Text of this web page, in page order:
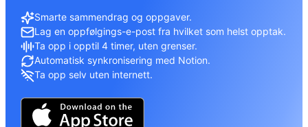
Smarte sammendrag og oppgaver.
Lag en oppfølgings-e-post fra hvilket som helst opptak.
Ta opp i opptil 4 timer, uten grenser.
Automatisk synkronisering med Notion.
Ta opp selv uten internett.